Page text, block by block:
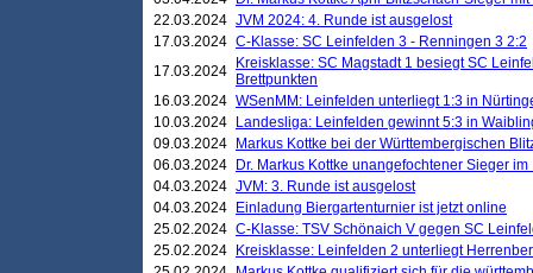
22.03.2024 JVM 2024: 4. Runde ist ausgelost
17.03.2024 C-Klasse: SC Leinfelden 3 - Renningen 3 2:2
17.03.2024
Kreisklasse: SC Magstadt 1 besiegt SC
Brettpunkten
16.03.2024 WSenMM: Leinfelden unterliegt 1:3 in
10.03.2024
Landesliga: Leinfelden gewinnt 5:3 in
09.03.2024
Markus Kottke bei der Württembergischen
06.03.2024
Dr. Markus Kottke unangefochtener Sieger
04.03.2024 JVM: 3. Runde ist ausgelost
04.03.2024
Einladung Biergartenturnier ist jetzt online
25.02.2024 C-Klasse: TSV Schönaich V gegen SC
25.02.2024
Kreisklasse: Leinfelden 2 unterliegt